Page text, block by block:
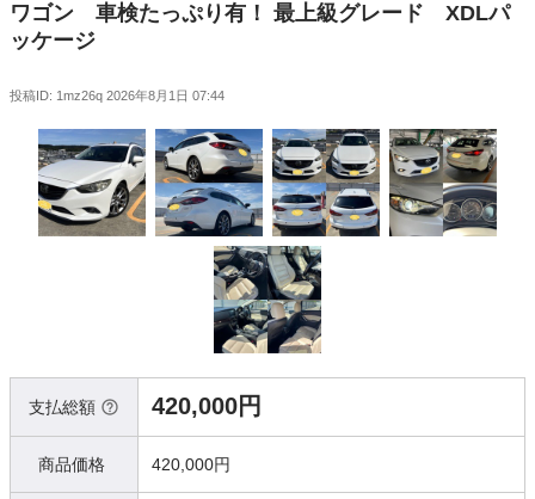
ワゴン 車検たっぷり有！ 最上級グレード XDLパ
ッケージ
投稿ID: 1mz26q 2026年8月1日 07:44
支払総額 420,000円
商品価格 420,000円